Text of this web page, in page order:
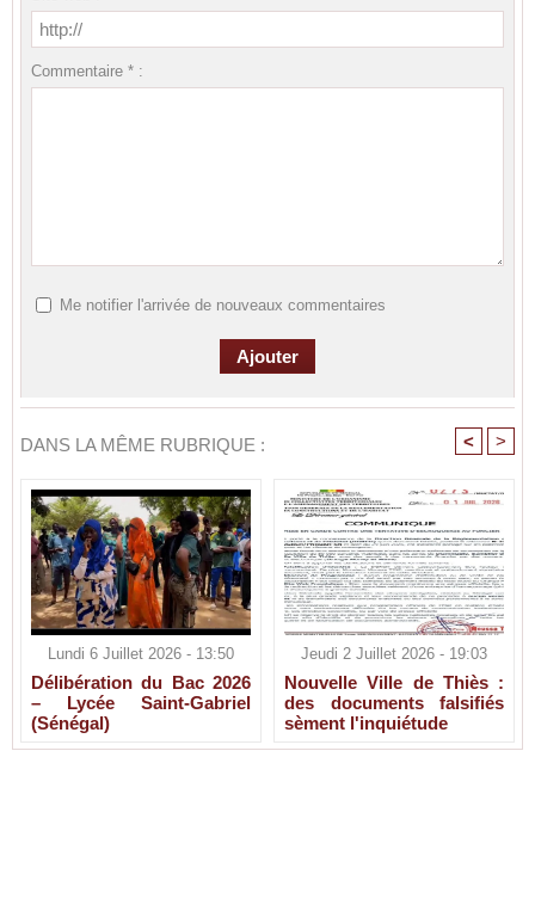
Commentaire * :
Me notifier l'arrivée de nouveaux commentaires
DANS LA MÊME RUBRIQUE : < >
Lundi 6 Juillet 2026 - 13:50
Délibération du Bac 2026
– Lycée Saint-Gabriel
(Sénégal)
Jeudi 2 Juillet 2026 - 19:03
Nouvelle Ville de Thiès :
des documents falsifiés
sèment l'inquiétude